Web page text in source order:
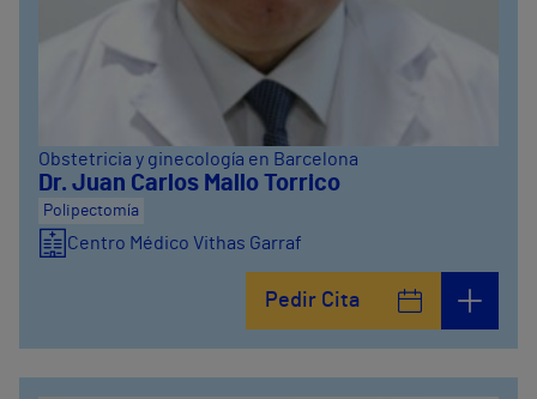
Obstetricia y ginecología en Barcelona
Dr. Juan Carlos Mallo Torrico
Polipectomía
Centro Médico Vithas Garraf
Pedir Cita